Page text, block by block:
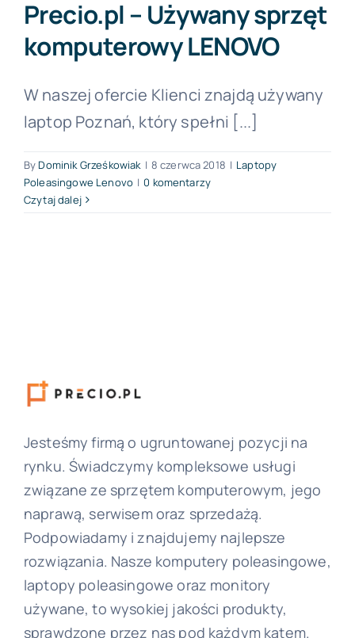
Forum PŚK
O nas
Kontakt
Precio.pl – Używany sprzęt
komputerowy LENOVO
W naszej ofercie Klienci znajdą używany
laptop Poznań, który spełni [...]
ByDominik Grześkowiak | 8 czerwca 2018 | Laptopy
Poleasingowe Lenovo | 0 komentarzy
Czytaj dalej
Jesteśmy firmą o ugruntowanej pozycji na
rynku. Świadczymy kompleksowe usługi
związane ze sprzętem komputerowym, jego
naprawą, serwisem oraz sprzedażą.
Podpowiadamy i znajdujemy najlepsze
rozwiązania. Nasze komputery poleasingowe,
laptopy poleasingowe oraz monitory
używane, to wysokiej jakości produkty,
sprawdzone przez nas pod każdym kątem.